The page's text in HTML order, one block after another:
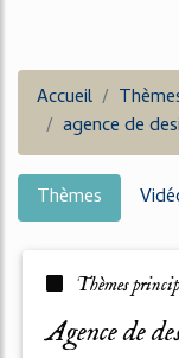
Accueil
agence de
Thèmes
Thèmes
agence de